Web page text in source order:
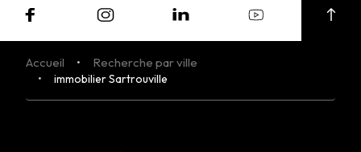
Accueil Recherche par ville
immobilier Sartrouville